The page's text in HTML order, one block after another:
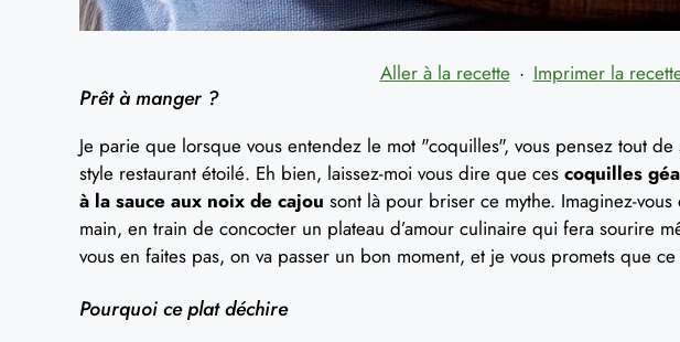
Aller à la recette · Imprimer la
Prêt à manger ?
Je parie que lorsque vous entendez le mot "coquilles", vous pensez tout
style restaurant étoilé. Eh bien, laissez-moi vous dire que ces coquilles
à la sauce aux noix de cajou sont là pour briser ce mythe. Imaginez-
main, en train de concocter un plateau d’amour culinaire qui fera sourire
vous en faites pas, on va passer un bon moment, et je vous promets que
Pourquoi ce plat déchire